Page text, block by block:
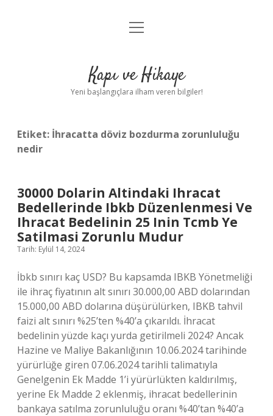
Anasayfa
Yasal Uyarı
menüyü
Kapı ve Hikaye
Yeni başlangıçlara ilham veren bilgiler!
Etiket: İhracatta döviz bozdurma zorunluluğu
nedir
30000 Dolarin Altindaki Ihracat
Bedellerinde Ibkb Düzenlenmesi Ve
Ihracat Bedelinin 25 Inin Tcmb Ye
Satilmasi Zorunlu Mudur
Tarih: Eylül 14, 2024
İbkb sınırı kaç USD? Bu kapsamda IBKB Yönetmeliği
ile ihraç fiyatının alt sınırı 30.000,00 ABD dolarından
15.000,00 ABD dolarına düşürülürken, IBKB tahvil
faizi alt sınırı %25’ten %40’a çıkarıldı. İhracat
bedelinin yüzde kaçı yurda getirilmeli 2024? Ancak
Hazine ve Maliye Bakanlığının 10.06.2024 tarihinde
yürürlüğe giren 07.06.2024 tarihli talimatıyla
Genelgenin Ek Madde 1’i yürürlükten kaldırılmış,
yerine Ek Madde 2 eklenmiş, ihracat bedellerinin
bankaya satılma zorunluluğu oranı %40’tan %40’a